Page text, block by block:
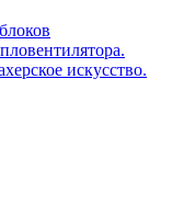
искусство.